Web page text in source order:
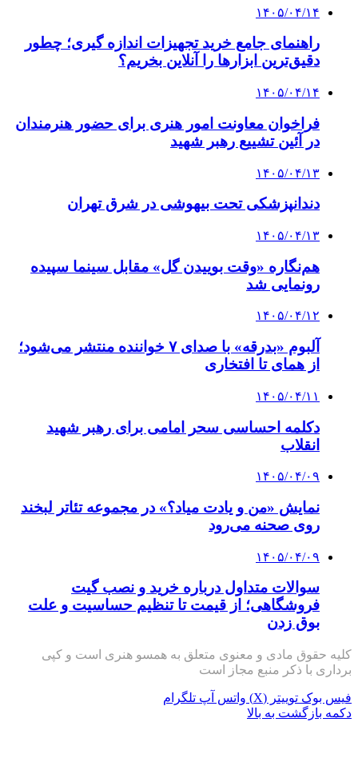
۱۴۰۵/۰۴/۱۴
راهنمای جامع خرید تجهیزات اندازه گیری؛ چطور
دقیق‌ترین ابزارها را آنلاین بخریم؟
۱۴۰۵/۰۴/۱۴
فراخوان معاونت امور هنری برای حضور هنرمندان
در آئین تشییع رهبر شهید
۱۴۰۵/۰۴/۱۳
دندانپزشکی تحت بیهوشی در شرق تهران
۱۴۰۵/۰۴/۱۳
هم‌نگاره «وقت بوییدن گل» مقابل سینما سپیده
رونمایی شد
۱۴۰۵/۰۴/۱۲
آلبوم «بدرقه» با صدای ۷ خواننده منتشر می‌شود؛
از همای تا افتخاری
۱۴۰۵/۰۴/۱۱
دکلمه‌ احساسی سحر امامی برای رهبر شهید
انقلاب
۱۴۰۵/۰۴/۰۹
نمایش «من و یادت میاد؟» در مجموعه تئاتر لبخند
روی صحنه می‌رود
۱۴۰۵/۰۴/۰۹
سوالات متداول درباره خرید و نصب گیت
فروشگاهی؛ از قیمت تا تنظیم حساسیت و علت
بوق زدن
کلیه حقوق مادی و معنوی متعلق به همسو هنری است و کپی
برداری با ذکر منبع مجاز است
فیس بوک توییتر (X) واتس آپ تلگرام
دکمه بازگشت به بالا